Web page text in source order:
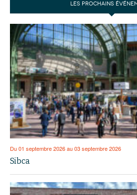
LES PROCHAINS
Du 01 septembre 2026 au 03 septembre 2026
Sibca